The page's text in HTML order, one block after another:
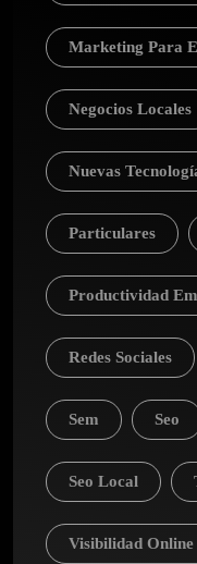
Marketing Para
Negocios Locales
Nuevas
Particulares
Productividad
Redes Sociales
Sem Seo
Seo Local
Visibilidad Online